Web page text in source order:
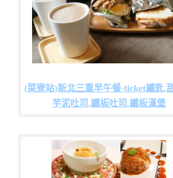
(菜寮站)新北三重早午餐-ticket鐵匙,
芋泥吐司,鐵板吐司,鐵板漢堡